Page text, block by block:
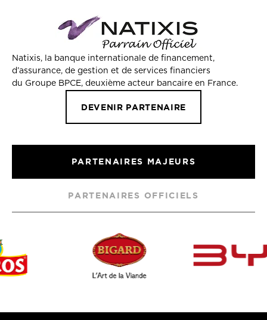
Natixis, la banque internationale de financement,
d’assurance, de gestion et de services financiers
du Groupe BPCE, deuxième acteur bancaire en France.
DEVENIR PARTENAIRE
PARTENAIRES MAJEURS
PARTENAIRES OFFICIELS